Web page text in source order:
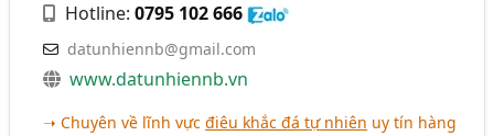
Hotline:0795 102 666
datunhiennb@gmail.com
www.datunhiennb.vn
➝ Chuyên về lĩnh vựcđiêu khắc đá tự nhiên uy tín hàng